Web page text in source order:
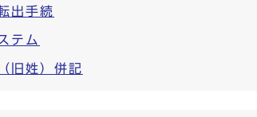
出手続
テム
旧姓）併記